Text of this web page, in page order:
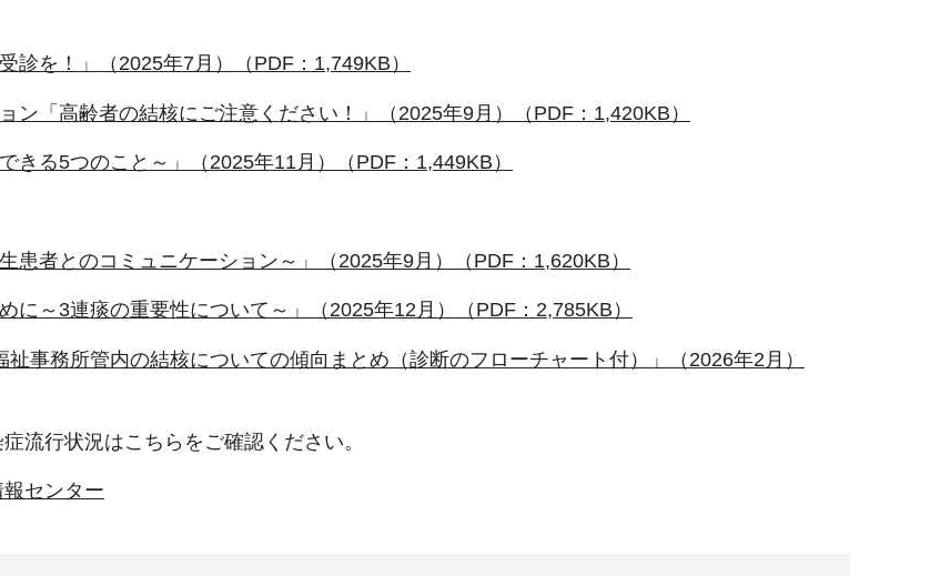
診を！」（2025年7月）（PDF：1,749KB）
ン「高齢者の結核にご注意ください！」（2025年9月）（PDF：1,420KB）
きる5つのこと～」（2025年11月）（PDF：1,449KB）
患者とのコミュニケーション～」（2025年9月）（PDF：1,620KB）
に～3連痰の重要性について～」（2025年12月）（PDF：2,785KB）
祉事務所管内の結核についての傾向まとめ（診断のフローチャート付）」（2026年2月）
流行状況はこちらをご確認ください。
センター